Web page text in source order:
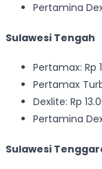
Pertamina
Sulawesi Tengah
Pertamax: Rp
Pertamax
Dexlite: Rp
Pertamina
Sulawesi